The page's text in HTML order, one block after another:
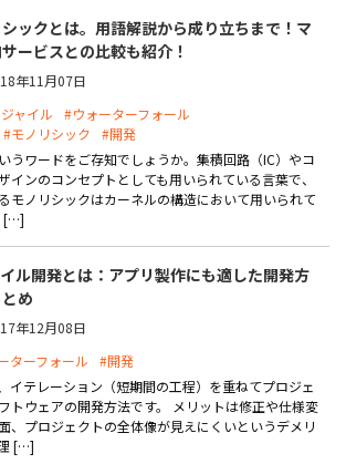
ート
ブランドなど
るECサイトへ
ックとは。用語解説から成り立ちまで！マ
ービスとの比較も紹介！
年11月07日
ャイル
#ウォーターフォール
#モノリシック
#開発
うワードをご存知でしょうか。集積回路（IC）やコ
インのコンセプトとしても用いられている言葉で、
モノリシックはカーネルの構造において用いられて
[…]
ル開発とは：アプリ製作にも適した開発方
め
年12月08日
ターフォール
#開発
イテレーション（短期間の工程）を重ねてプロジェ
トウェアの開発方法です。 メリットは修正や仕様変
、プロジェクトの全体像が見えにくいというデメリ
[…]